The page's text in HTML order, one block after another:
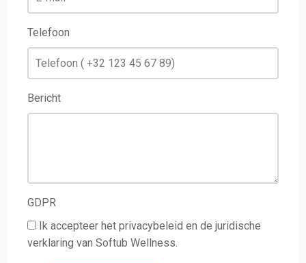
Telefoon
Bericht
GDPR
Ik accepteer het privacybeleid en de juridische
verklaring van Softub Wellness.